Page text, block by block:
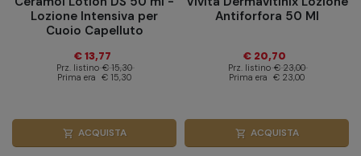
Lozione Intensiva per
Cuoio Capelluto
€ 13,77
Prz. listino € 15,30
Prima era € 15,30
shopping_cart ACQUISTA
Antiforfora 50 Ml
€ 20,70
Prz. listino € 23,00
Prima era € 23,00
shopping_cart ACQUISTA